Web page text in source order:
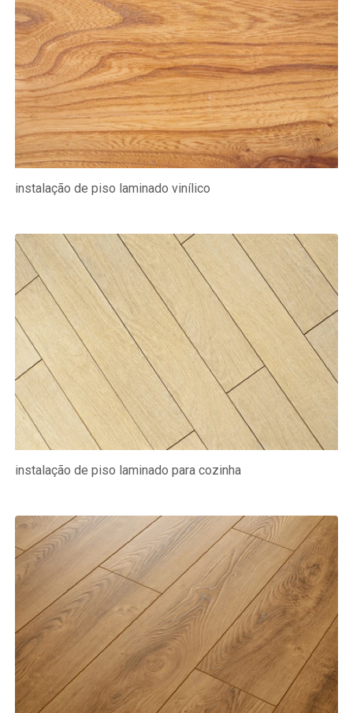
instalação de piso laminado vinílico
instalação de piso laminado para cozinha